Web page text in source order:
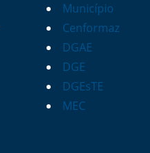
Município
Cenformaz
DGAE
DGE
DGEsTE
MEC